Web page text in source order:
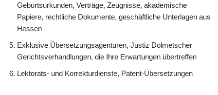
Geburtsurkunden, Verträge, Zeugnisse, akademische
Papiere, rechtliche Dokumente, geschäftliche Unterlagen aus
Hessen
Exklusive Übersetzungsagenturen, Justiz Dolmetscher
Gerichtsverhandlungen, die Ihre Erwartungen übertreffen
Lektorats- und Korrekturdienste, Patent-Übersetzungen